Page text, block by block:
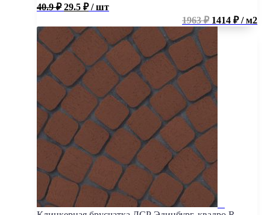
40.9₽ 29.5 ₽ / шт
1963 ₽1414 ₽ / м2